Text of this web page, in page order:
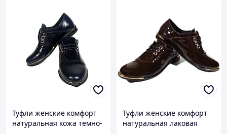
Туфли женские комфорт
натуральная кожа темно-
Туфли женские комфорт
натуральная лаковая